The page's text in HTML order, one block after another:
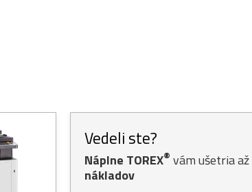
Vedeli ste?
Náplne TOREX® vám ušetria až
nákladov